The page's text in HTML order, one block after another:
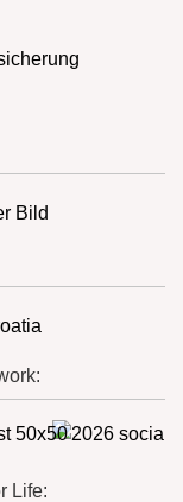
Life: